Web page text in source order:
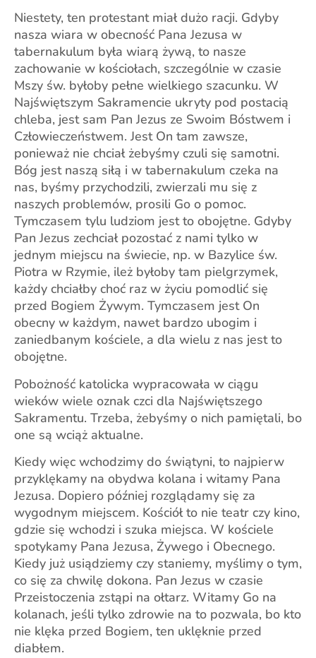
Niestety, ten protestant miał dużo racji. Gdyby
nasza wiara w obecność Pana Jezusa w
tabernakulum była wiarą żywą, to nasze
zachowanie w kościołach, szczególnie w czasie
Mszy św. byłoby pełne wielkiego szacunku. W
Najświętszym Sakramencie ukryty pod postacią
chleba, jest sam Pan Jezus ze Swoim Bóstwem i
Człowieczeństwem. Jest On tam zawsze,
ponieważ nie chciał żebyśmy czuli się samotni.
Bóg jest naszą siłą i w tabernakulum czeka na
nas, byśmy przychodzili, zwierzali mu się z
naszych problemów, prosili Go o pomoc.
Tymczasem tylu ludziom jest to obojętne. Gdyby
Pan Jezus zechciał pozostać z nami tylko w
jednym miejscu na świecie, np. w Bazylice św.
Piotra w Rzymie, ileż byłoby tam pielgrzymek,
każdy chciałby choć raz w życiu pomodlić się
przed Bogiem Żywym. Tymczasem jest On
obecny w każdym, nawet bardzo ubogim i
zaniedbanym kościele, a dla wielu z nas jest to
obojętne.
Pobożność katolicka wypracowała w ciągu
wieków wiele oznak czci dla Najświętszego
Sakramentu. Trzeba, żebyśmy o nich pamiętali, bo
one są wciąż aktualne.
Kiedy więc wchodzimy do świątyni, to najpierw
przyklękamy na obydwa kolana i witamy Pana
Jezusa. Dopiero później rozglądamy się za
wygodnym miejscem. Kościół to nie teatr czy kino,
gdzie się wchodzi i szuka miejsca. W kościele
spotykamy Pana Jezusa, Żywego i Obecnego.
Kiedy już usiądziemy czy staniemy, myślimy o tym,
co się za chwilę dokona. Pan Jezus w czasie
Przeistoczenia zstąpi na ołtarz. Witamy Go na
kolanach, jeśli tylko zdrowie na to pozwala, bo kto
nie klęka przed Bogiem, ten uklęknie przed
diabłem.